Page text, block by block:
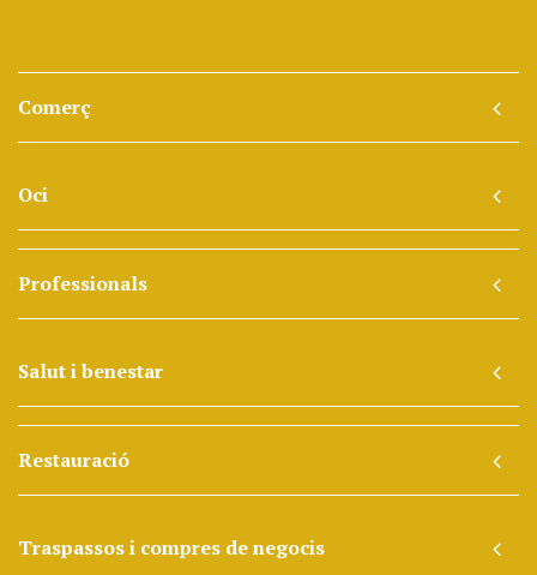
Comerç
Oci
Professionals
Salut i benestar
Restauració
Traspassos i compres de negocis